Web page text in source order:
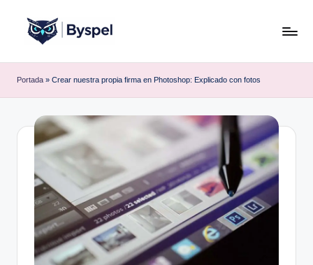
contenido
y
s
p
Portada » Crear nuestra propia firma en Photoshop: Explicado con fotos